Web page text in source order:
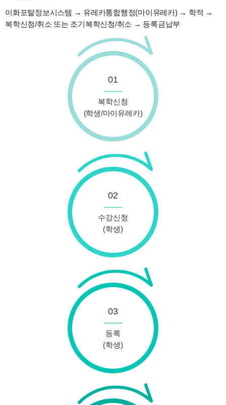
이화포탈정보시스템 → 유레카통합행정(마이유레카) → 학적 →
복학신청/취소 또는 조기복학신청/취소 → 등록금납부
01
복학신청
(학생/마이유레카)
02
수강신청
(학생)
03
등록
(학생)